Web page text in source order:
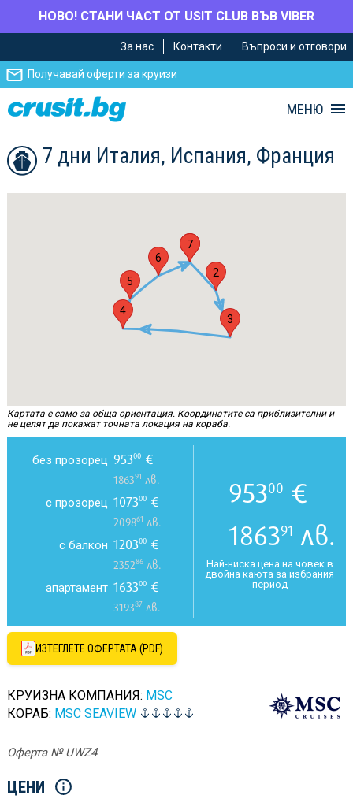
НОВО! СТАНИ ЧАСТ ОТ USIT CLUB ВЪВ VIBER
главното
съдържание
Навигацията
За нас Контакти Въпроси и отговори
Получавай оферти за круизи
МЕНЮ
7 дни Италия, Испания, Франция
1
2
3
4
5
6
7
Картата е само за обща ориентация. Координатите са приблизителни и
не целят да покажат точната локация на кораба.
без прозорец 95300€
186391 лв.
с прозорец 107300€
209861 лв.
с балкон 120300€
235286лв.
апартамент 163300€
319387 лв.
95300 €
186391 лв.
Най-ниска цена на човек в
двойна каюта за избрания
период
ИЗТЕГЛЕТЕ ОФЕРТАТА (PDF)
КРУИЗНА КОМПАНИЯ: MSC
КОРАБ: MSC SEAVIEW
Оферта № UWZ4
ЦЕНИ